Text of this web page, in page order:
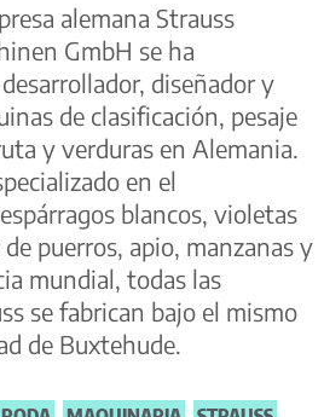
alemana Strauss
GmbH se ha
diseñador y
de clasificación, pesaje
y verduras en Alemania.
en el
blancos, violetas
puerros, apio, manzanas y
mundial, todas las
se fabrican bajo el mismo
de Buxtehude.